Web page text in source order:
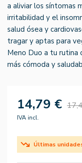
a aliviar los síntomas
irritabilidad y el
salud ósea y
tragar y aptas para
Meno Duo a tu rutina
más cómoda y
14,79 €
IVA incl.
Últimas